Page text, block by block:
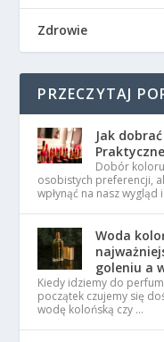
Zdrowie
PRZECZYTAJ
Jak
Dobór
osobistych preferencji,
wpłynąć na nasz wygląd
Woda
goleniu a
Kiedy idziemy do
początek czujemy się
wodę kolońską czy …